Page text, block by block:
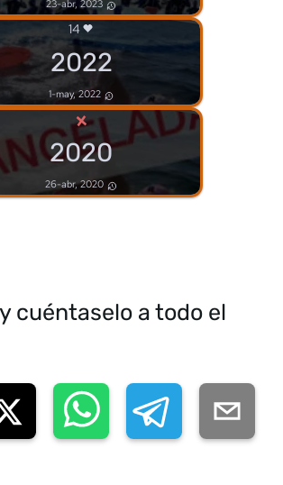
23-abr, 2023
14
2022
1-may, 2022
×
2020
26-abr, 2020
cuéntaselo a todo el